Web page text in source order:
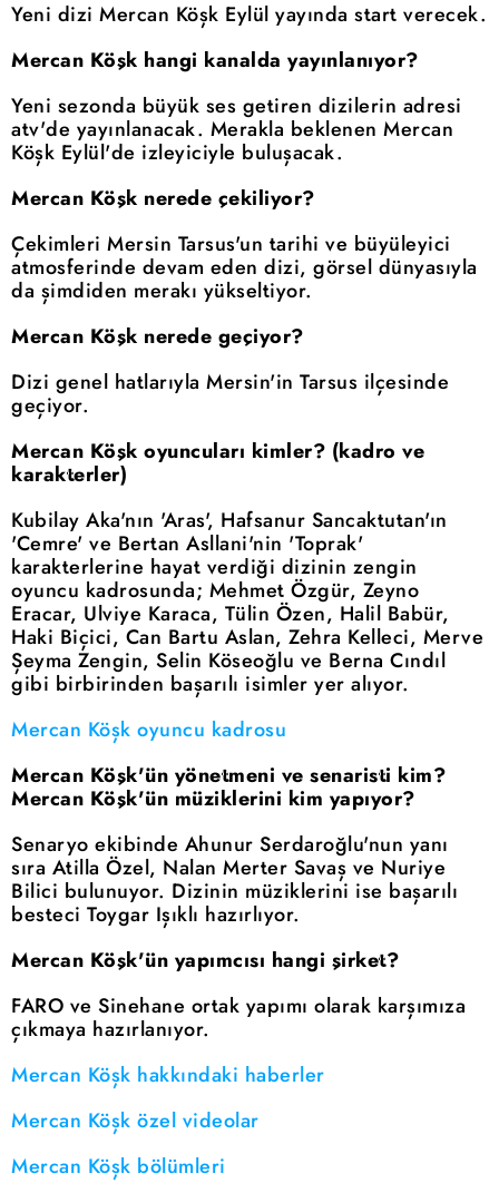
Yeni dizi Mercan Köşk Eylül yayında start verecek.
Mercan Köşk hangi kanalda yayınlanıyor?
Yeni sezonda büyük ses getiren dizilerin adresi
atv'de yayınlanacak. Merakla beklenen Mercan
Köşk Eylül'de izleyiciyle buluşacak.
Mercan Köşk nerede çekiliyor?
Çekimleri Mersin Tarsus'un tarihi ve büyüleyici
atmosferinde devam eden dizi, görsel dünyasıyla
da şimdiden merakı yükseltiyor.
Mercan Köşk nerede geçiyor?
Dizi genel hatlarıyla Mersin'in Tarsus ilçesinde
geçiyor.
Mercan Köşk oyuncuları kimler? (kadro ve
karakterler)
Kubilay Aka'nın 'Aras', Hafsanur Sancaktutan'ın
'Cemre' ve Bertan Asllani'nin 'Toprak'
karakterlerine hayat verdiği dizinin zengin
oyuncu kadrosunda; Mehmet Özgür, Zeyno
Eracar, Ulviye Karaca, Tülin Özen, Halil Babür,
Haki Biçici, Can Bartu Aslan, Zehra Kelleci, Merve
Şeyma Zengin, Selin Köseoğlu ve Berna Cındıl
gibi birbirinden başarılı isimler yer alıyor.
Mercan Köşk oyuncu kadrosu
Mercan Köşk'ün yönetmeni ve senaristi kim?
Mercan Köşk'ün müziklerini kim yapıyor?
Senaryo ekibinde Ahunur Serdaroğlu'nun yanı
sıra Atilla Özel, Nalan Merter Savaş ve Nuriye
Bilici bulunuyor. Dizinin müziklerini ise başarılı
besteci Toygar Işıklı hazırlıyor.
Mercan Köşk'ün yapımcısı hangi şirket?
FARO ve Sinehane ortak yapımı olarak karşımıza
çıkmaya hazırlanıyor.
Mercan Köşk hakkındaki haberler
Mercan Köşk özel videolar
Mercan Köşk bölümleri